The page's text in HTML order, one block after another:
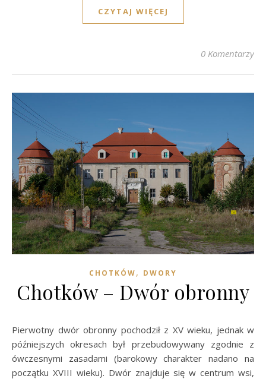
CZYTAJ WIĘCEJ
0 Komentarzy
CHOTKÓW, DWORY
Chotków – Dwór obronny
Pierwotny dwór obronny pochodził z XV wieku, jednak w
późniejszych okresach był przebudowywany zgodnie z
ówczesnymi zasadami (barokowy charakter nadano na
początku XVIII wieku). Dwór znajduje się w centrum wsi,